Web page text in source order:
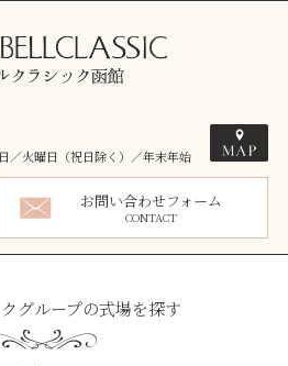
／火曜日（祝日除く）／年末年始
お問い合わせフォーム
CONTACT
グループの式場を探す